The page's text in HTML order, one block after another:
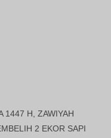
1447 H, ZAWIYAH
2 EKOR SAPI